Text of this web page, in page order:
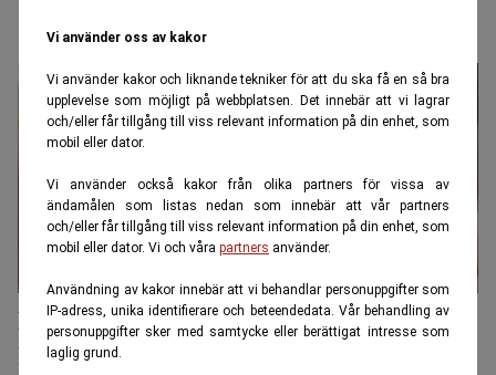
Vi använder oss av kakor
Vi använder kakor och liknande tekniker för att du ska få en så bra
upplevelse som möjligt på webbplatsen. Det innebär att vi lagrar
och/eller får tillgång till viss relevant information på din enhet, som
mobil eller dator.
Vi använder också kakor från olika partners för vissa av
ändamålen som listas nedan som innebär att vår partners
och/eller får tillgång till viss relevant information på din enhet, som
mobil eller dator. Vi och våra partners använder.
Användning av kakor innebär att vi behandlar personuppgifter som
IP-adress, unika identifierare och beteendedata. Vår behandling av
personuppgifter sker med samtycke eller berättigat intresse som
laglig grund.
glasögon
Många bilförare ser suddigt – men
kollarna är glesa